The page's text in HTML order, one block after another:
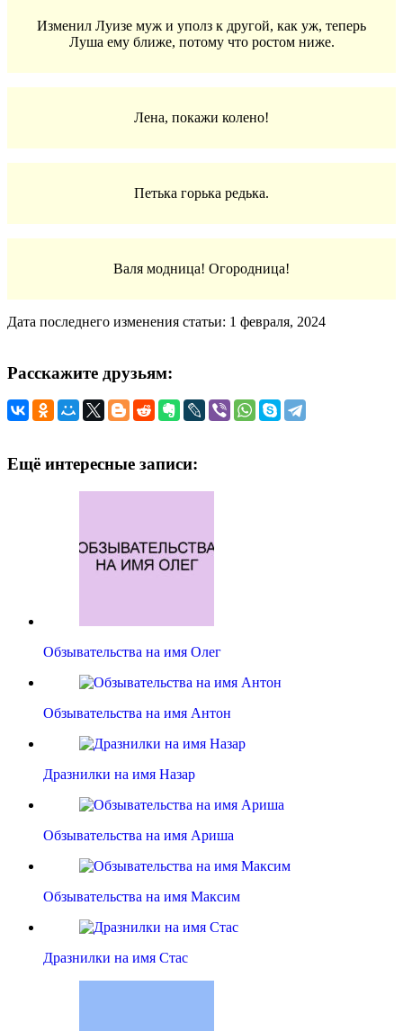
Изменил Луизе муж и уполз к другой, как уж, теперь
Луша ему ближе, потому что ростом ниже.
Лена, покажи колено!
Петька горька редька.
Валя модница! Огородница!
Дата последнего изменения статьи: 1 февраля, 2024
Расскажите друзьям:
Ещё интересные записи:
Обзывательства на имя Олег
Обзывательства на имя Антон
Дразнилки на имя Назар
Обзывательства на имя Ариша
Обзывательства на имя Максим
Дразнилки на имя Стас